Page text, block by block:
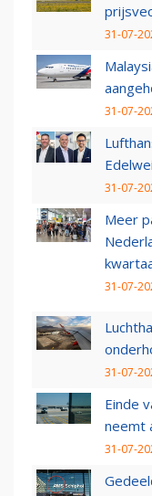
31-07-
31-07-
31-07-
Meer
31-07-
31-07-
Einde
neemt
31-07-